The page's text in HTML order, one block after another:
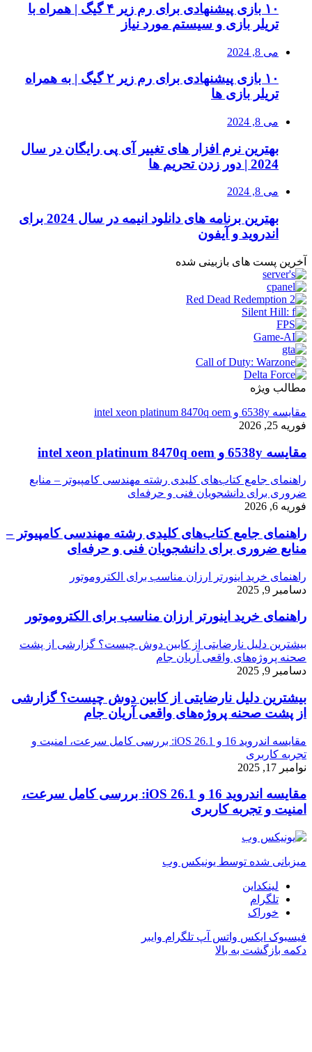
۱۰ بازی پیشنهادی برای رم زیر ۴ گیگ | همراه با
تریلر بازی و سیستم مورد نیاز
می 8, 2024
۱۰ بازی پیشنهادی برای رم زیر ۲ گیگ | به همراه
تریلر بازی ها
می 8, 2024
بهترین نرم افزار های تغییر آی پی رایگان در سال
2024 | دور زدن تحریم ها
می 8, 2024
بهترین برنامه های دانلود انیمه در سال 2024 برای
اندروید و آیفون
آخرین پست های بازبینی شده
مطالب ویژه
مقایسه 6538y و intel xeon platinum 8470q oem
فوریه 25, 2026
مقایسه 6538y و intel xeon platinum 8470q oem
راهنمای جامع کتاب‌های کلیدی رشته مهندسی کامپیوتر – منابع
ضروری برای دانشجویان فنی و حرفه‌ای
فوریه 6, 2026
راهنمای جامع کتاب‌های کلیدی رشته مهندسی کامپیوتر –
منابع ضروری برای دانشجویان فنی و حرفه‌ای
راهنمای خرید اینورتر ارزان مناسب برای الکتروموتور
دسامبر 9, 2025
راهنمای خرید اینورتر ارزان مناسب برای الکتروموتور
بیشترین دلیل نارضایتی از کابین دوش چیست؟ گزارشی از پشت
صحنه پروژه‌های واقعی آریان جام
دسامبر 9, 2025
بیشترین دلیل نارضایتی از کابین دوش چیست؟ گزارشی
از پشت صحنه پروژه‌های واقعی آریان جام
مقایسه اندروید 16 و iOS 26.1: بررسی کامل سرعت، امنیت و
تجربه کاربری
نوامبر 17, 2025
مقایسه اندروید 16 و iOS 26.1: بررسی کامل سرعت،
امنیت و تجربه کاربری
میزبانی شده توسط یونیکس وب
لینکداین
تلگرام
خوراک
فیسبوک ایکس واتس آپ تلگرام وایبر
دکمه بازگشت به بالا